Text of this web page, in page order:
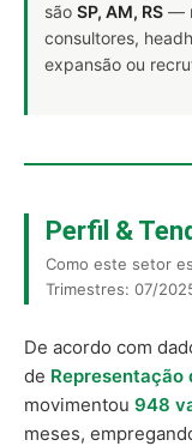
são SP, AM, RS —
consultores,
expansão ou
Perfil &
Como este setor
Trimestres: 07/
De acordo com
de Representação
movimentou 948
meses,